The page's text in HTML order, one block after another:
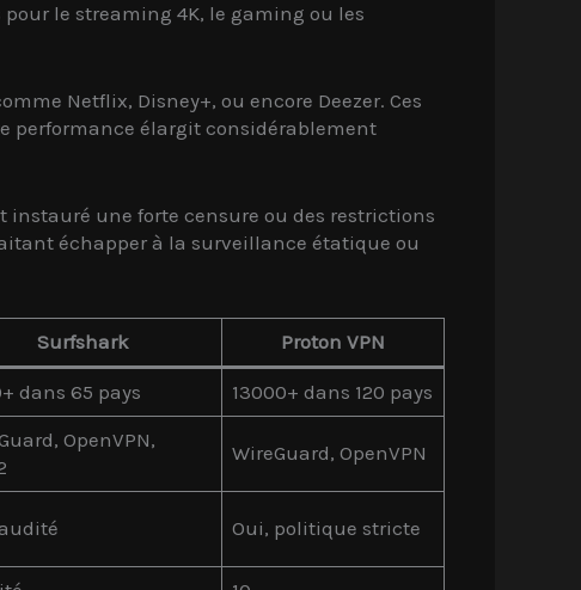
le streaming 4K, le gaming ou les
Netflix, Disney+, ou encore Deezer. Ces
performance élargit considérablement
instauré une forte censure ou des restrictions
échapper à la surveillance étatique ou
Surfshark Proton VPN
dans 65 pays 13000+ dans 120 pays
OpenVPN,
WireGuard, OpenVPN
Oui, politique stricte